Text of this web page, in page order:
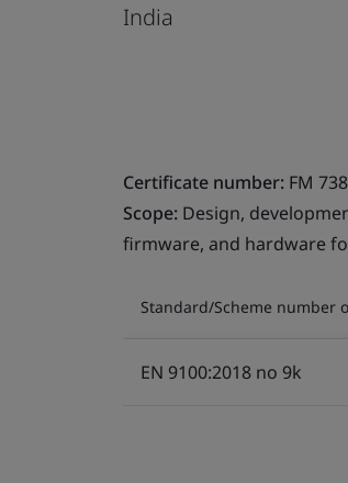
India
Certificate number: FM
Scope: Design,
firmware, and hardware
Standard/Scheme number
EN 9100:2018 no 9k